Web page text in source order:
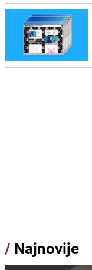
/ Najnovije